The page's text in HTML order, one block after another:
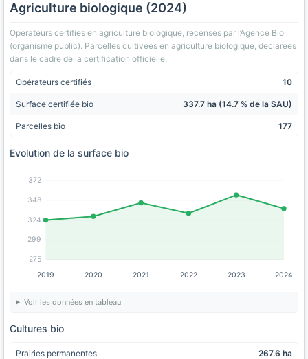
Agriculture biologique (2024)
Operateurs certifies en agriculture biologique, recenses par l’Agence Bio
(organisme public). Parcelles cultivees en agriculture biologique, declarees
dans le cadre de la certification officielle.
Opérateurs certifiés 10
Surface certifiée bio 337.7 ha (14.7 % de la SAU)
Parcelles bio 177
Evolution de la surface bio
275
299
324
348
372
2019 2020 2021 2022 2023 2024
Voir les données en tableau
Cultures bio
Prairies permanentes 267.6 ha